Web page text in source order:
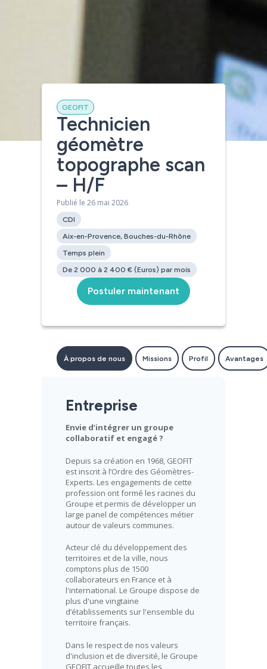
[contact-form-7 id= »4450″]
GEOFIT
Technicien
géomètre
topographe scan
– H/F
Publié le 26 mai 2026
CDI
Aix-en-Provence, Bouches-du-Rhône
Temps plein
De 2 000 à 2 400 € (Euros) par mois
Postuler maintenant
À propos de nous Missions Profil Avantages
Entreprise
Envie d’intégrer un groupe
collaboratif et engagé ?
Depuis sa création en 1968, GEOFIT
est inscrit à l’Ordre des Géomètres-
Experts. Les engagements de cette
profession ont formé les racines du
Groupe et permis de développer un
large panel de compétences métier
autour de valeurs communes.
Acteur clé du développement des
territoires et de la ville, nous
comptons plus de 1500
collaborateurs en France et à
l'international. Le Groupe dispose de
plus d'une vingtaine
d’établissements sur l'ensemble du
territoire français.
Dans le respect de nos valeurs
d'inclusion et de diversité, le Groupe
GEOFIT accueille toutes les